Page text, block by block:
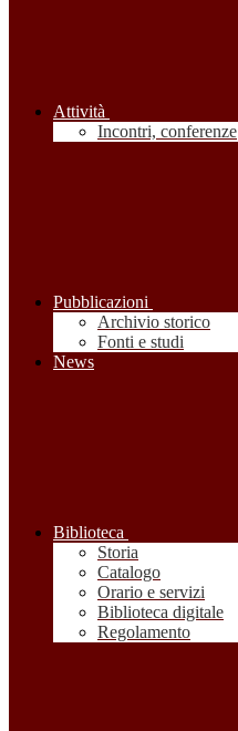
Attività
Incontri, conferenze
Pubblicazioni
Archivio storico
Fonti e studi
News
Biblioteca
Storia
Catalogo
Orario e servizi
Biblioteca digitale
Regolamento